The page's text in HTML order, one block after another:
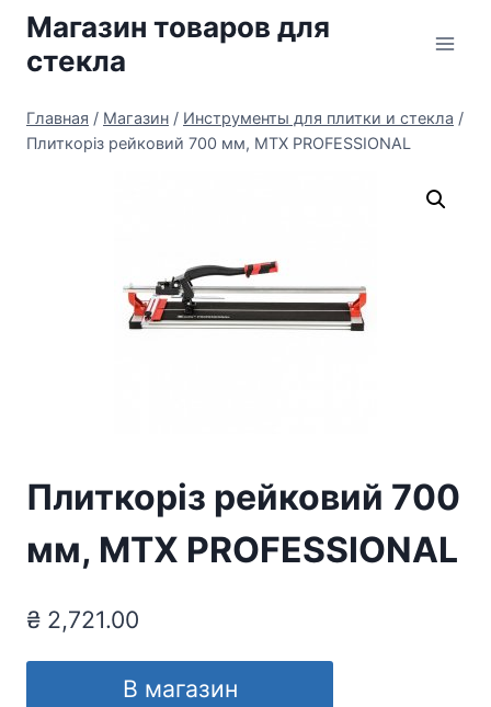
Перейти
содержимому
Магазин товаров для
стекла
Главная / Магазин / Инструменты для плитки и стекла /
Плиткоріз рейковий 700 мм, MTX PROFESSIONAL
Плиткоріз рейковий 700
мм, MTX PROFESSIONAL
₴ 2,721.00
В магазин